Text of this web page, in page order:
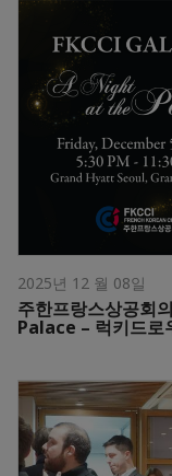
2025년 12 월 08일
주한프랑스상공회
Palace – 럭키드로